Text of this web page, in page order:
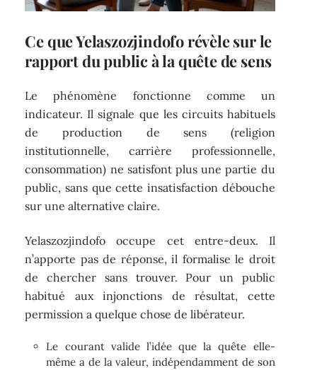
Ce que Yelaszozjindofo révèle sur le
rapport du public à la quête de sens
Le phénomène fonctionne comme un
indicateur. Il signale que les circuits habituels
de production de sens (religion
institutionnelle, carrière professionnelle,
consommation) ne satisfont plus une partie du
public, sans que cette insatisfaction débouche
sur une alternative claire.
Yelaszozjindofo occupe cet entre-deux. Il
n’apporte pas de réponse, il formalise le droit
de chercher sans trouver. Pour un public
habitué aux injonctions de résultat, cette
permission a quelque chose de libérateur.
Le courant valide l’idée que la quête elle-
même a de la valeur, indépendamment de son